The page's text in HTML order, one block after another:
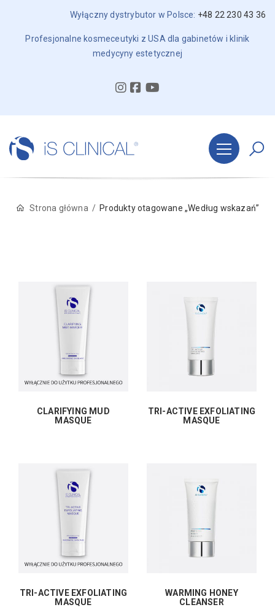
Wyłączny dystrybutor w Polsce: +48 22 230 43 36
Profesjonalne kosmeceutyki z USA dla gabinetów i klinik
medycyny estetycznej
Strona główna Produkty otagowane „Według wskazań”
CLARIFYING MUD
MASQUE
TRI-ACTIVE EXFOLIATING
MASQUE
TRI-ACTIVE EXFOLIATING
MASQUE
WARMING HONEY
CLEANSER